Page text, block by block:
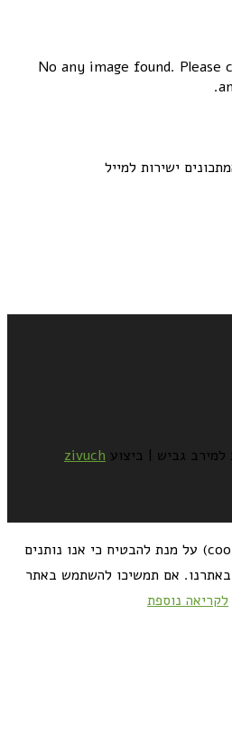
No any image found.
ישירות למייל
zivuch
אנו משתמשים בעוגיות (cookies) על מנת להבטיח כי אנו נותנים
באתרנו. אם תמשיכו להשתמש באתר
לקריאה נוספת